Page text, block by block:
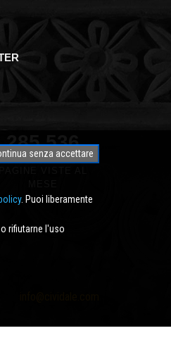
322,372
senza accettare
. Puoi liberamente
rifiutarne l'uso